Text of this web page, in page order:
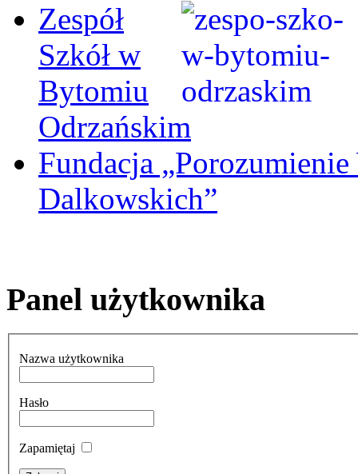
Zespół
Szkół w
Bytomiu
Odrzańskim
Fundacja
Dalkowskich”
Panel użytkownika
Nazwa użytkownika
Hasło
Zapamiętaj